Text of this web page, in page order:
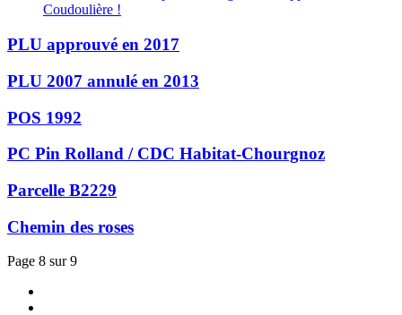
Coudoulière !
PLU approuvé en 2017
PLU 2007 annulé en 2013
POS 1992
PC Pin Rolland / CDC Habitat-Chourgnoz
Parcelle B2229
Chemin des roses
Page 8 sur 9